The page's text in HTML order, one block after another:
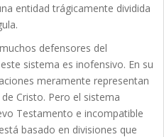
entidad trágicamente dividida
defensores del
sistema es inofensivo. En su
meramente representan
Cristo. Pero el sistema
Testamento e incompatible
basado en divisiones que